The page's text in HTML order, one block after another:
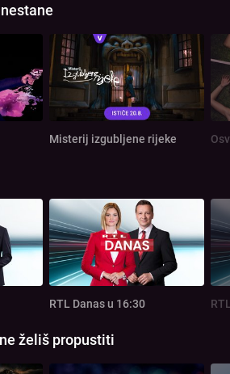
Misterij izgubljene rijeke
RTL Danas u 16:30
želiš propustiti